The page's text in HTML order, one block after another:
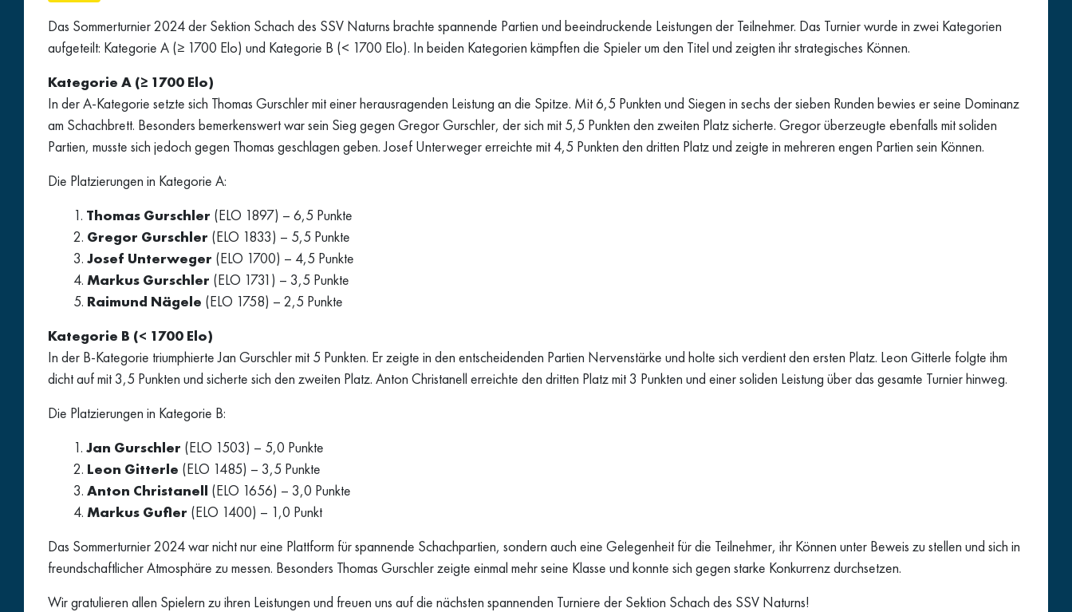
Das Sommerturnier 2024 der Sektion Schach des SSV Naturns brachte spannende Partien und beeindruckende Leistungen der Teilnehmer. Das Turnier wurde in zwei Kategorien
aufgeteilt: Kategorie A (≥ 1700 Elo) und Kategorie B (< 1700 Elo). In beiden Kategorien kämpften die Spieler um den Titel und zeigten ihr strategisches Können.
Kategorie A (≥ 1700 Elo)
In der A-Kategorie setzte sich Thomas Gurschler mit einer herausragenden Leistung an die Spitze. Mit 6,5 Punkten und Siegen in sechs der sieben Runden bewies er seine Dominanz
am Schachbrett. Besonders bemerkenswert war sein Sieg gegen Gregor Gurschler, der sich mit 5,5 Punkten den zweiten Platz sicherte. Gregor überzeugte ebenfalls mit soliden
Partien, musste sich jedoch gegen Thomas geschlagen geben. Josef Unterweger erreichte mit 4,5 Punkten den dritten Platz und zeigte in mehreren engen Partien sein Können.
Die Platzierungen in Kategorie A:
Thomas Gurschler (ELO 1897) – 6,5 Punkte
Gregor Gurschler (ELO 1833) – 5,5 Punkte
Josef Unterweger (ELO 1700) – 4,5 Punkte
Markus Gurschler (ELO 1731) – 3,5 Punkte
Raimund Nägele (ELO 1758) – 2,5 Punkte
Kategorie B (< 1700 Elo)
In der B-Kategorie triumphierte Jan Gurschler mit 5 Punkten. Er zeigte in den entscheidenden Partien Nervenstärke und holte sich verdient den ersten Platz. Leon Gitterle folgte ihm
dicht auf mit 3,5 Punkten und sicherte sich den zweiten Platz. Anton Christanell erreichte den dritten Platz mit 3 Punkten und einer soliden Leistung über das gesamte Turnier hinweg.
Die Platzierungen in Kategorie B:
Jan Gurschler (ELO 1503) – 5,0 Punkte
Leon Gitterle (ELO 1485) – 3,5 Punkte
Anton Christanell (ELO 1656) – 3,0 Punkte
Markus Gufler (ELO 1400) – 1,0 Punkt
Das Sommerturnier 2024 war nicht nur eine Plattform für spannende Schachpartien, sondern auch eine Gelegenheit für die Teilnehmer, ihr Können unter Beweis zu stellen und sich in
freundschaftlicher Atmosphäre zu messen. Besonders Thomas Gurschler zeigte einmal mehr seine Klasse und konnte sich gegen starke Konkurrenz durchsetzen.
Wir gratulieren allen Spielern zu ihren Leistungen und freuen uns auf die nächsten spannenden Turniere der Sektion Schach des SSV Naturns!